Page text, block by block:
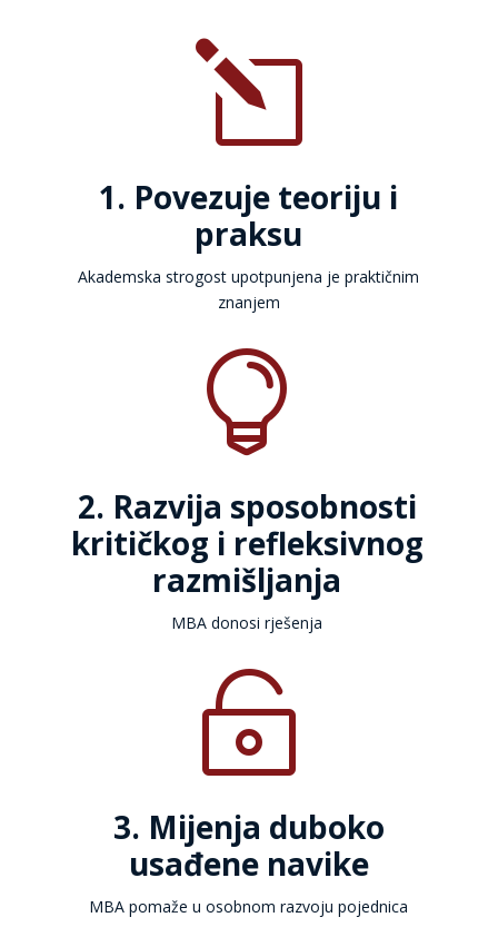
l
1. Povezuje teoriju i
praksu
Akademska strogost upotpunjena je praktičnim
znanjem

2. Razvija sposobnosti
kritičkog i refleksivnog
razmišljanja
MBA donosi rješenja

3. Mijenja duboko
usađene navike
MBA pomaže u osobnom razvoju pojednica